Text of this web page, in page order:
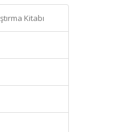
Kitabı